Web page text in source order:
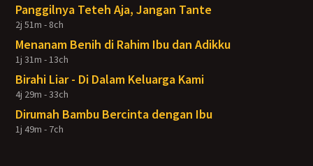
Panggilnya Teteh Aja, Jangan Tante
2j 51m - 8ch
Menanam Benih di Rahim Ibu dan Adikku
1j 31m - 13ch
Birahi Liar - Di Dalam Keluarga Kami
4j 29m - 33ch
Dirumah Bambu Bercinta dengan Ibu
1j 49m - 7ch